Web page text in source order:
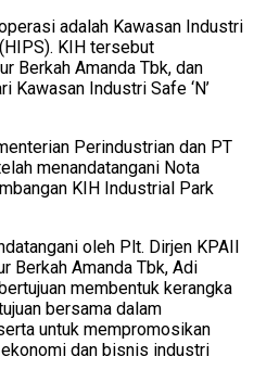
adalah Kawasan Industri
KIH tersebut
Berkah Amanda Tbk, dan
Kawasan Industri Safe ‘N’
Perindustrian dan PT
menandatangani Nota
KIH Industrial Park
oleh Plt. Dirjen KPAII
Berkah Amanda Tbk, Adi
membentuk kerangka
bersama dalam
untuk mempromosikan
dan bisnis industri